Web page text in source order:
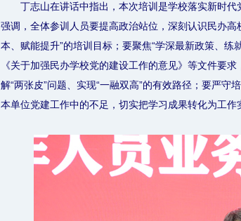
丁志山在讲话中指出，本次培训是学校落实新时
强调，全体参训人员要提高政治站位，深刻认识民办高
本、赋能提升”的培训目标；要聚焦“学深最新政策、
《关于加强民办学校党的建设工作的意见》等文件要
解“两张皮”问题、实现“一融双高”的有效路径；要严
本单位党建工作中的不足，切实把学习成果转化为工作